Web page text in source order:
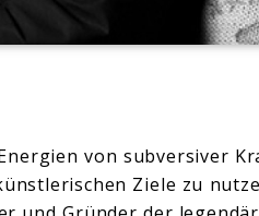
von subversiver
Ziele zu